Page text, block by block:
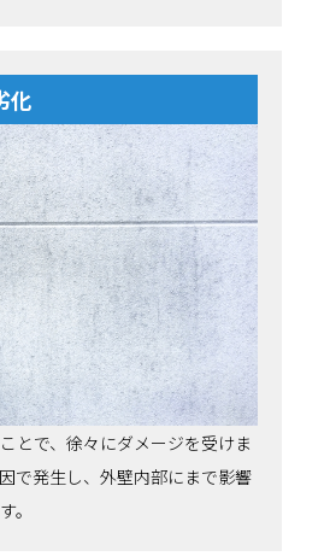
化
とで、徐々にダメージを受けま
で発生し、外壁内部にまで影響
。